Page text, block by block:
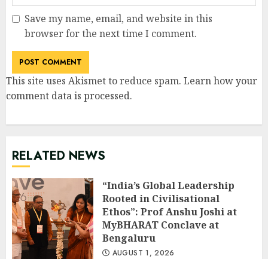
Save my name, email, and website in this
browser for the next time I comment.
This site uses Akismet to reduce spam. Learn how your
comment data is processed.
RELATED NEWS
“India’s Global Leadership
Rooted in Civilisational
Ethos”: Prof Anshu Joshi at
MyBHARAT Conclave at
Bengaluru
AUGUST 1, 2026